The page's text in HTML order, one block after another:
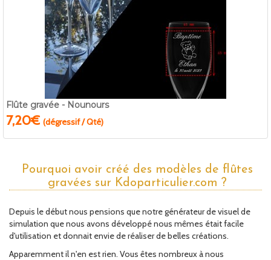
Flûte gravée - Nounours
7,20€ (dégressif / Qté)
Pourquoi avoir créé des modèles de flûtes
gravées sur Kdoparticulier.com ?
Depuis le début nous pensions que notre générateur de visuel de
simulation que nous avons développé nous mêmes était facile
d'utilisation et donnait envie de réaliser de belles créations.
Apparemment il n'en est rien. Vous êtes nombreux à nous